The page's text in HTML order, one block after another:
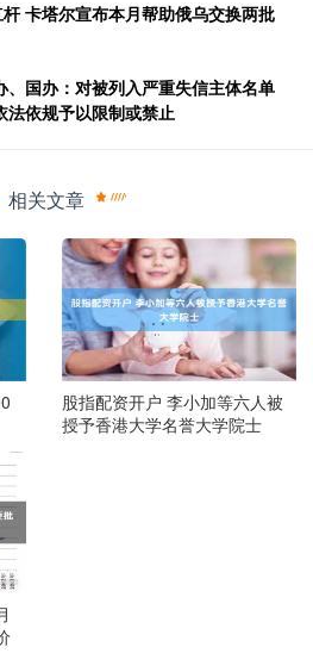
卡塔尔宣布本月帮助俄乌交换两批
、国办：对被列入严重失信主体名单
法依规予以限制或禁止
相关文章
股指配资开户 李小加等六人被
授予香港大学名誉大学院士